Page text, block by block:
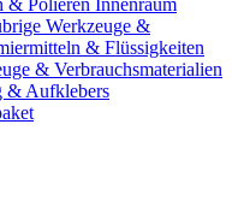
& Polieren Innenraum
Werkzeuge &
& Flüssigkeiten
& Verbrauchsmaterialien
& Aufklebers